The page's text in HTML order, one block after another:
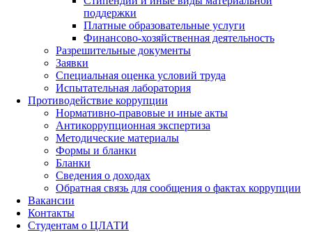
поддержки
Платные образовательные услуги
Финансово-хозяйственная деятельность
Разрешительные документы
Заявки
Специальная оценка условий труда
Испытательная лаборатория
Противодействие коррупции
Нормативно-правовые и иные акты
Антикоррупционная экспертиза
Методические материалы
Формы и бланки
Бланки
Сведения о доходах
Обратная связь для сообщения о фактах коррупции
Вакансии
Контакты
Студентам о ЦЛАТИ